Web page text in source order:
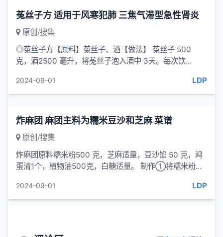
菟丝子方 适用于风寒犯肺 三焦气滞型急性肾炎
原创/搜集
◎菟丝子方【原料】菟丝子、酒【做法】 菟丝子 500
克，酒2500 毫升，将菟丝子泡入酒中 3天。每次饮
2024-09-01 LDP
炸麻团 麻团主料为糯米豆沙和芝麻 菜谱
原创/搜集
炸麻团原料糯米粉500 克，芝麻适量，豆沙馅 50 克，鸡
蛋清1个，植物油500克，白糖适量。 制作①将糯米粉加
2024-09-01 LDP